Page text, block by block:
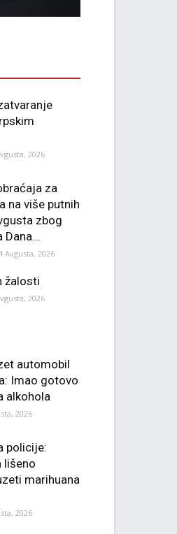
2026
za
na više putnih
zbog
Dana...
Avgusta, 2026
žalosti
2026
automobil
Imao gotovo
alkohola
2026
policije:
lišeno
marihuana
2026